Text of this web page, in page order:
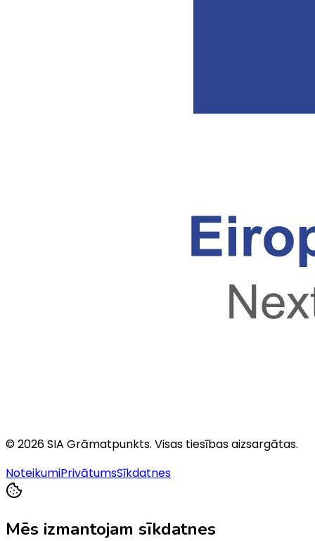
©2026SIA Grāmatpunkts. Visas tiesības aizsargātas.
NoteikumiPrivātumsSīkdatnes
Mēs izmantojam sīkdatnes